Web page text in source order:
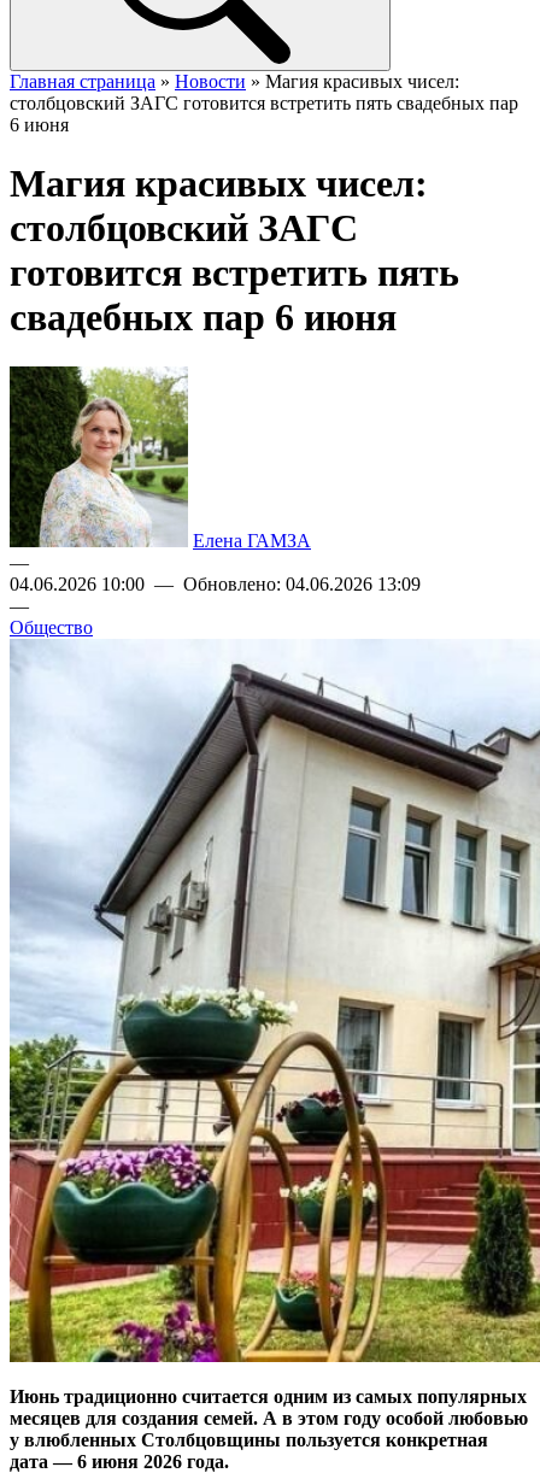
Главная страница » Новости » Магия красивых чисел:
столбцовский ЗАГС готовится встретить пять свадебных пар
6 июня
Магия красивых чисел:
столбцовский ЗАГС
готовится встретить пять
свадебных пар 6 июня
Елена ГАМЗА
—
04.06.2026 10:00 — Обновлено: 04.06.2026 13:09
—
Общество
Июнь традиционно считается одним из самых популярных
месяцев для создания семей. А в этом году особой любовью
у влюбленных Столбцовщины пользуется конкретная
дата — 6 июня 2026 года.